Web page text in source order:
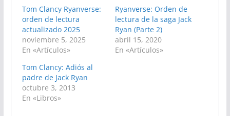
Tom Clancy Ryanverse:
orden de lectura
actualizado 2025
noviembre 5, 2025
En «Artículos»
Ryanverse: Orden de
lectura de la saga Jack
Ryan (Parte 2)
abril 15, 2020
En «Artículos»
Tom Clancy: Adiós al
padre de Jack Ryan
octubre 3, 2013
En «Libros»